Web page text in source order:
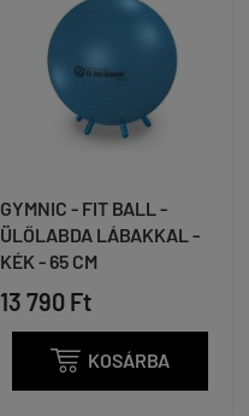
GYMNIC - FIT BALL -
ÜLŐLABDA LÁBAKKAL -
KÉK - 65 CM
13 790 Ft
 KOSÁRBA